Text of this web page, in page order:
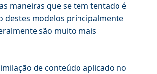
maneiras que se tem tentado é
destes modelos principalmente
são muito mais
de conteúdo aplicado no